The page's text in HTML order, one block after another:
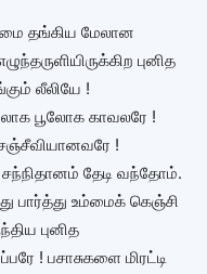
தங்கிய மேலான
புனித
லீலியே !
பூலோக காவலரே !
சஞ்சீவியானவரே !
தேடி வந்தோம்.
பார்த்து உம்மைக் கெஞ்சி
புனித
! பசாசுகளை மிரட்டி